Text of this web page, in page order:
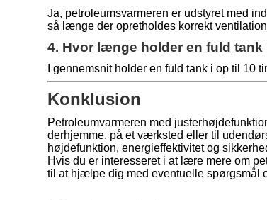
Ja, petroleumsvarmeren er udstyret med
så længe der opretholdes korrekt
4. Hvor længe holder en fuld tank
I gennemsnit holder en fuld tank i op til
Konklusion
Petroleumvarmeren med
derhjemme, på et værksted eller til
højdefunktion, energieffektivitet og
Hvis du er interesseret i at lære mere om
til at hjælpe dig med eventuelle spørgsmål